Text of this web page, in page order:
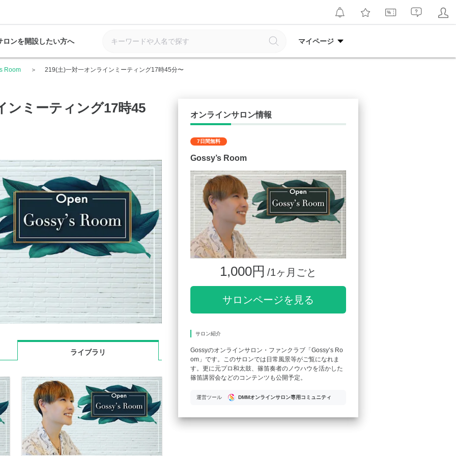
ロンを開設したい方へ マイページ
Room 219(土)一対一オンラインミーティング17時45分〜
ンミーティング17時45
ライブラリ
オンラインサロン情報
7日間無料
Gossy’s Room
1,000円 /1ヶ月ごと
サロンページを見る
サロン紹介
Gossyのオンラインサロン・ファンクラブ「Gossy’s Ro
om」です。このサロンでは日常風景等がご覧になれま
す。更に元プロ和太鼓、篠笛奏者のノウハウを活かした
篠笛講習会などのコンテンツも公開予定。
運営ツール DMMオンラインサロン専用コミュニティ